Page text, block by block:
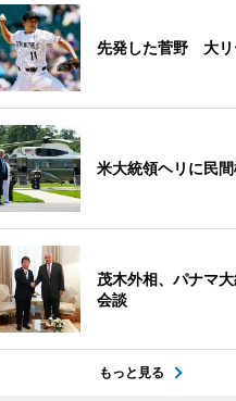
先発した菅野 大リ
米大統領ヘリに民
茂木外相、パナマ
会談
もっと見る